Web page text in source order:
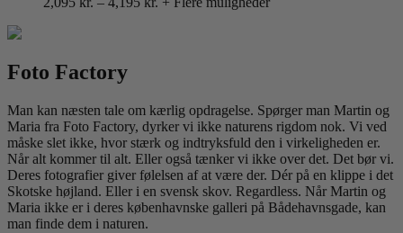
Foto Factory
Man kan næsten tale om kærlig opdragelse. Spørger man Martin og
Maria fra Foto Factory, dyrker vi ikke naturens rigdom nok. Vi ved
måske slet ikke, hvor stærk og indtryksfuld den i virkeligheden er.
Når alt kommer til alt. Eller også tænker vi ikke over det. Det bør vi.
Deres fotografier giver følelsen af at være der. Dér på en klippe i det
Skotske højland. Eller i en svensk skov. Regardless. Når Martin og
Maria ikke er i deres københavnske galleri på Bådehavnsgade, kan
man finde dem i naturen.